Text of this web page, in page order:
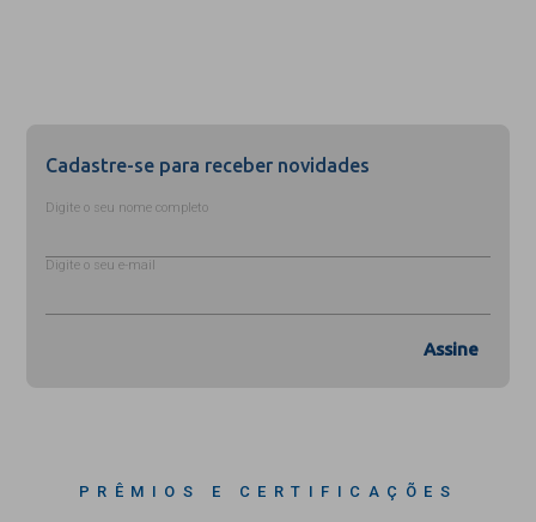
Cadastre-se para receber novidades
Digite o seu nome completo
Digite o seu e-mail
Assine
PRÊMIOS E CERTIFICAÇÕES